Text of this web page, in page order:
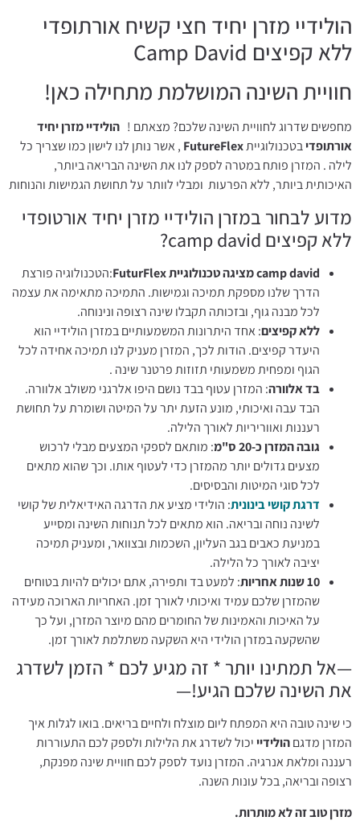
הולידיי מזרן יחיד חצי קשיח אורתופדי
ללא קפיצים Camp David
חוויית השינה המושלמת מתחילה כאן!
מחפשים שדרוג לחוויית השינה שלכם? מצאתם ! הולידיי מזרן יחיד
אורתופדיבטכנולוגייתFutureFlex , אשר נותן לנו לישון כמו שצריך כל
לילה . המזרן פותח במטרה לספק לנו את השינה הבריאה ביותר,
האיכותית ביותר, ללא הפרעות ומבלי לוותר על תחושת הגמישות והנוחות
מדוע לבחור במזרן הולידיי מזרן יחיד אורטופדי
ללא קפיצים camp david?
camp david מציגה טכנולוגיית FuturFlex
:הטכנולוגיה פורצת
הדרך שלנו מספקת תמיכה וגמישות. התמיכה מתאימה את עצמה
לכל מבנה גוף, ובזכותה תקבלו שינה רצופה ונינוחה.
ללא קפיצים: אחד היתרונות המשמעותיים במזרן הולידיי הוא
היעדר קפיצים. הודות לכך, המזרן מעניק לנו תמיכה אחידה לכל
הגוף ומפחית משמעותי תזוזות פרטנר שינה .
בד אלוורה: המזרן עטוף בבד נושם היפו אלרגני משולב אלוורה.
הבד עבה ואיכותי, מונע הזעת יתר על המיטה ושומרת על תחושת
רעננות ואווריריות לאורך הלילה.
גובה המזרן כ-20 ס"מ
: מותאם לספקי המצעים מבלי לרכוש
מצעים גדולים יותר מהמזרן כדי לעטוף אותו. וכך שהוא מתאים
לכל סוגי המיטות והבסיסים.
דרגת קושי בינונית: הולידי מציע את הדרגה האידיאלית של קושי
לשינה נוחה ובריאה. הוא מתאים לכל תנוחות השינה ומסייע
במניעת כאבים בגב העליון, השכמות ובצוואר, ומעניק תמיכה
יציבה לאורך כל הלילה.
10 שנות אחריות
: למעט בד ותפירה, אתם יכולים להיות בטוחים
שהמזרן שלכם עמיד ואיכותי לאורך זמן. האחריות הארוכה מעידה
על האיכות והאמינות של החומרים מהם מיוצר המזרן, ועל כך
שהשקעה במזרן הולידי היא השקעה משתלמת לאורך זמן.
—אל תמתינו יותר * זה מגיע לכם * הזמן לשדרג
את השינה שלכם הגיע!—
כי שינה טובה היא המפתח ליום מוצלח ולחיים בריאים. בואו לגלות איך
המזרן מדגםהולידיייכול לשדרג את הלילות ולספק לכם התעוררות
רעננה ומלאת אנרגיה. המזרן נועד לספק לכם חוויית שינה מפנקת,
רצופה ובריאה, בכל עונות השנה.
מזרן טוב זה לא מותרות.